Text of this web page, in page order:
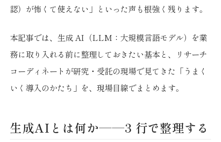
認）が怖くて使えない」といった声も根強く残ります。
本記事では、生成 AI（LLM：大規模言語モデル）を業
務に取り入れる前に整理しておきたい基本と、リサーチ
コーディネートが研究・受託の現場で見てきた「うまく
いく導入のかたち」を、現場目線でまとめます。
生成AIとは何か——3 行で整理する